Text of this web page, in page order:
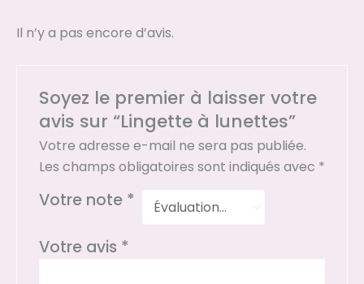
Il n’y a pas encore d’avis.
Soyez le premier à laisser votre
avis sur “Lingette à lunettes”
Votre adresse e-mail ne sera pas publiée.
Les champs obligatoires sont indiqués avec *
Votre note *
Votre avis *